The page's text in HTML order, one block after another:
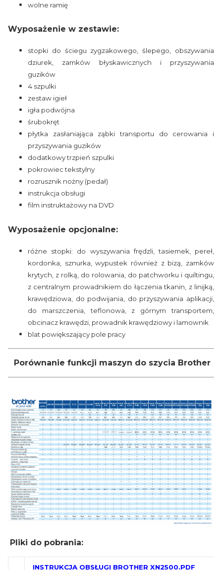
wolne ramię
Wyposażenie w zestawie:
stopki do ściegu zygzakowego, ślepego, obszywania
dziurek, zamków błyskawicznych i przyszywania
guzików
4 szpulki
zestaw igieł
igła podwójna
śrubokręt
płytka zasłaniająca ząbki transportu do cerowania i
przyszywania guzików
dodatkowy trzpień szpulki
pokrowiec tekstylny
rozrusznik nożny (pedał)
instrukcja obsługi
film instruktażowy na DVD
Wyposażenie opcjonalne:
różne stopki: do wyszywania frędzli, tasiemek, pereł,
kordonka, sznurka, wypustek również z bizą, zamków
krytych, z rolką, do rolowania, do patchworku i quiltingu,
z centralnym prowadnikiem do łączenia tkanin, z linijką,
krawędziowa, do podwijania, do przyszywania aplikacji,
do marszczenia, teflonowa, z górnym transportem,
obcinacz krawędzi, prowadnik krawędziowy i lamownik
blat powiększający pole pracy
Porównanie funkcji maszyn do szycia Brother
Pliki do pobrania:
INSTRUKCJA OBSŁUGI BROTHER XN2500.PDF